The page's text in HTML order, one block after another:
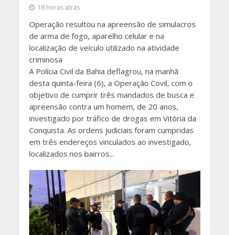
18 horas atrás
Operação resultou na apreensão de simulacros
de arma de fogo, aparelho celular e na
localização de veículo utilizado na atividade
criminosa
A Polícia Civil da Bahia deflagrou, na manhã
desta quinta-feira (6), a Operação Covil, com o
objetivo de cumprir três mandados de busca e
apreensão contra um homem, de 20 anos,
investigado por tráfico de drogas em Vitória da
Conquista. As ordens judiciais foram cumpridas
em três endereços vinculados ao investigado,
localizados nos bairros...